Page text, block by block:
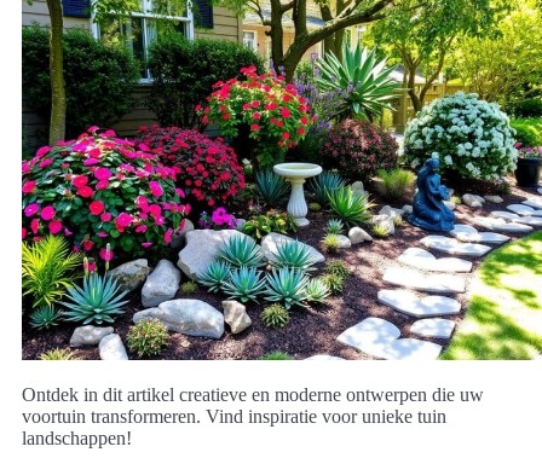
Ontdek in dit artikel creatieve en moderne ontwerpen die uw
voortuin transformeren. Vind inspiratie voor unieke tuin
landschappen!